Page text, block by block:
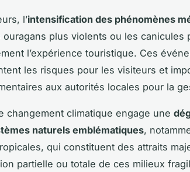
l’intensification des phénomènes
ouragans plus violents ou les canicules
l’expérience touristique. Ces
les risques pour les visiteurs et
aux autorités locales pour la
changement climatique engage une
naturels emblématiques,
qui constituent des attraits
partielle ou totale de ces milieux